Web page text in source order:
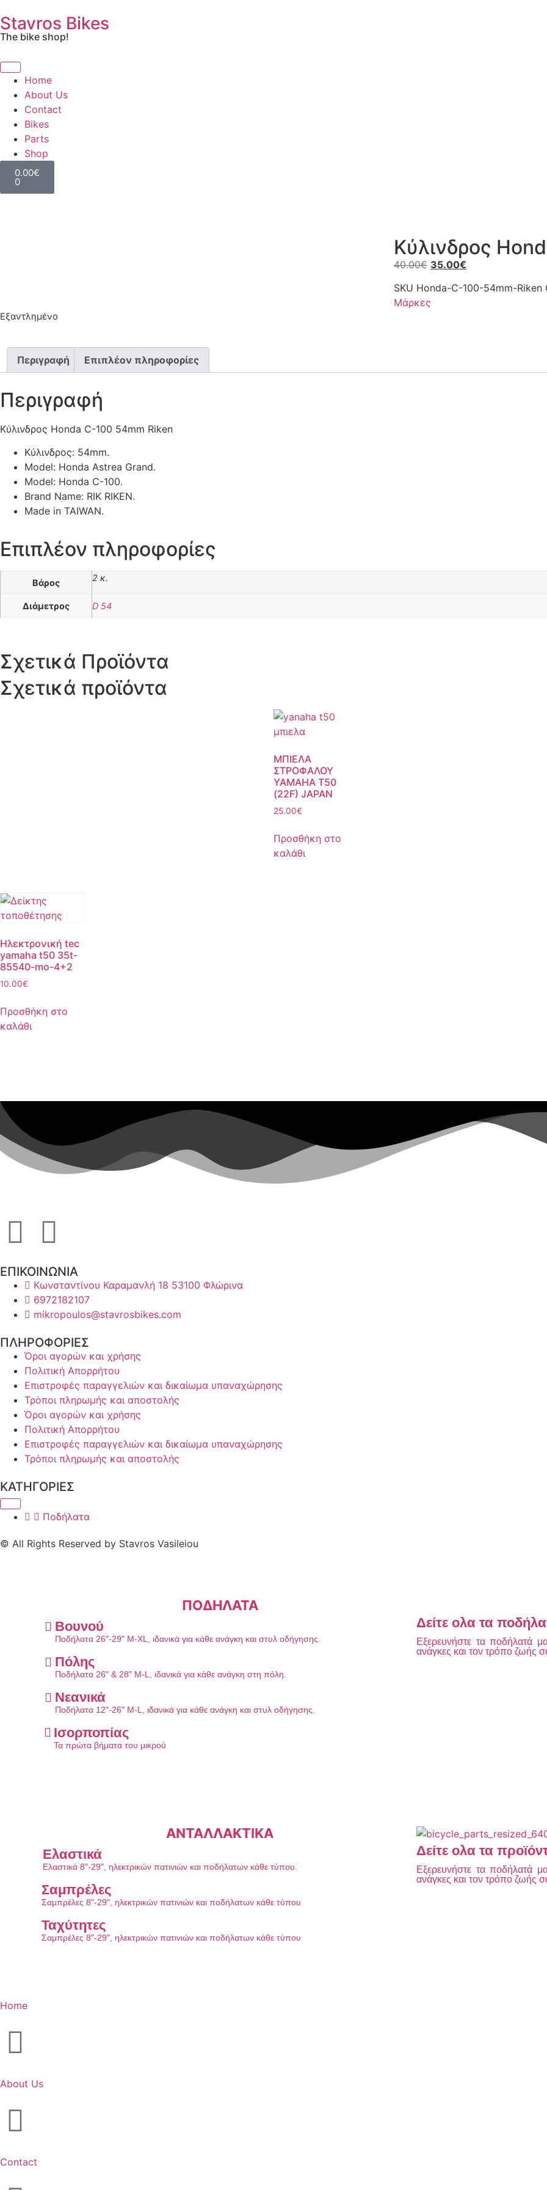
Stavros Bikes
The bike shop!
Home
About Us
Contact
Bikes
Parts
Shop
0.00€
0
Κύλινδρος
40.00€ 35.00€
SKU Honda-C-100-54mm-Riken
Μάρκες
Εξαντλημένο
Περιγραφή Επιπλέον πληροφορίες
Περιγραφή
Κύλινδρος Honda C-100 54mm Riken
Κύλινδρος: 54mm.
Model: Honda Astrea Grand.
Model: Honda C-100.
Brand Name: RIK RIKEN.
Made in TAIWAN.
Επιπλέον πληροφορίες
Βάρος 2 κ.
Διάμετρος D 54
Σχετικά Προϊόντα
Σχετικά προϊόντα
ΜΠΙΕΛΑ
ΣΤΡΟΦΑΛΟΥ
YAMAHA T50
(22F) JAPAN
25.00€
Προσθήκη στο
καλάθι
Ηλεκτρονική tec
yamaha t50 35t-
85540-mo-4+2
10.00€
Προσθήκη στο
καλάθι
ΕΠΙΚΟΙΝΩΝΙΑ
Κωνσταντίνου Καραμανλή 18 53100 Φλώρινα
6972182107
mikropoulos@stavrosbikes.com
ΠΛΗΡΟΦΟΡΙΕΣ
Όροι αγορών και χρήσης
Πολιτική Απορρήτου
Επιστροφές παραγγελιών και δικαίωμα υπαναχώρησης
Τρόποι πληρωμής και αποστολής
Όροι αγορών και χρήσης
Πολιτική Απορρήτου
Επιστροφές παραγγελιών και δικαίωμα υπαναχώρησης
Τρόποι πληρωμής και αποστολής
ΚΑΤΗΓΟΡΙΕΣ
Ποδήλατα
© All Rights Reserved by Stavros Vasileiou
ΠΟΔΗΛΑΤΑ
Βουνού
Ποδήλατα 26"-29" M-XL, ιδανικά για κάθε ανάγκη και στυλ οδήγησης.
Πόλης
Ποδήλατα 26" & 28" M-L, ιδανικά για κάθε ανάγκη στη πόλη.
Νεανικά
Ποδήλατα 12"-26" M-L, ιδανικά για κάθε ανάγκη και στυλ οδήγησης.
Ισορποπίας
Τα πρώτα βήματα του μικρού
Δείτε ολα τα
Εξερευνήστε τα ποδήλατά
ανάγκες και τον τρόπο ζωής
ΑΝΤΑΛΛΑΚΤΙΚΑ
Ελαστικά
Ελαστικά 8"-29", ηλεκτρικών πατινιών και ποδήλατων κάθε τύπου.
Σαμπρέλες
Σαμπρέλες 8"-29", ηλεκτρικών πατινιών και ποδήλατων κάθε τύπου
Ταχύτητες
Σαμπρέλες 8"-29", ηλεκτρικών πατινιών και ποδήλατων κάθε τύπου
Δείτε ολα τα
Εξερευνήστε τα ποδήλατά
ανάγκες και τον τρόπο ζωής
Home
About Us
Contact